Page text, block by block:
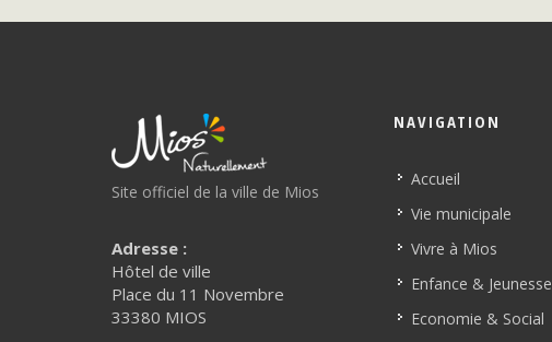
Site officiel de la ville de Mios
Adresse :
Hôtel de ville
Place du 11 Novembre
33380 MIOS
NAVIGATION
Accueil
Vie municipale
Vivre à Mios
Enfance & Jeunesse
Economie & Social